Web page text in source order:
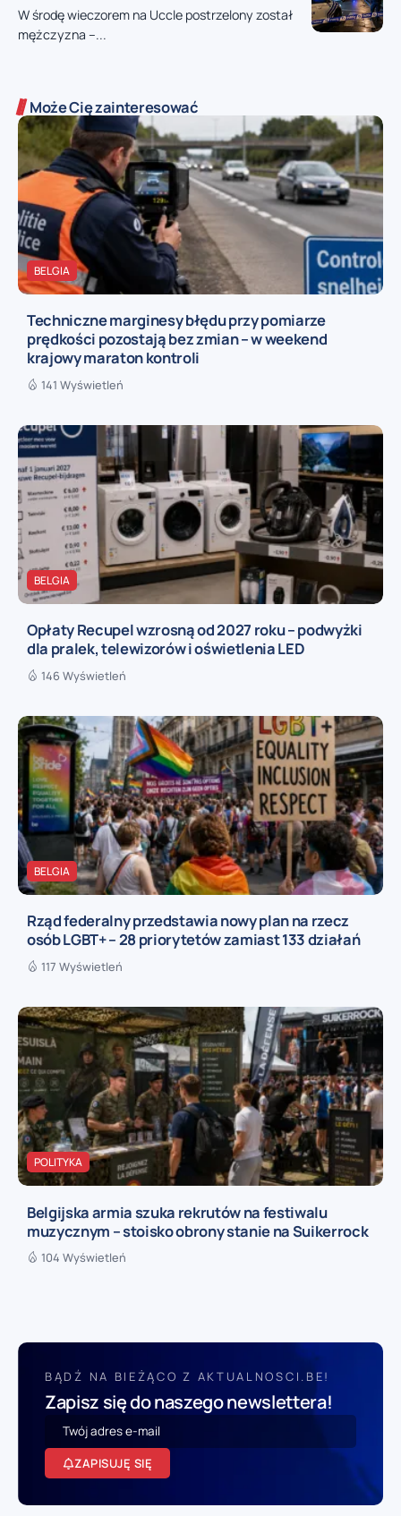
W środę wieczorem na Uccle postrzelony został
mężczyzna –...
Może Cię zainteresować
BELGIA
Techniczne marginesy błędu przy pomiarze
prędkości pozostają bez zmian – w weekend
krajowy maraton kontroli
141 Wyświetleń
BELGIA
Opłaty Recupel wzrosną od 2027 roku – podwyżki
dla pralek, telewizorów i oświetlenia LED
146 Wyświetleń
BELGIA
Rząd federalny przedstawia nowy plan na rzecz
osób LGBT+ – 28 priorytetów zamiast 133 działań
117 Wyświetleń
POLITYKA
Belgijska armia szuka rekrutów na festiwalu
muzycznym – stoisko obrony stanie na Suikerrock
104 Wyświetleń
BĄDŹ NA BIEŻĄCO Z AKTUALNOSCI.BE!
Zapisz się do naszego newslettera!
ZAPISUJĘ SIĘ